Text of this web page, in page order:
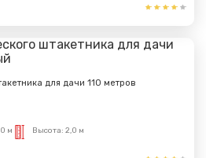
для дачи 110 метров
м Высота: 2,0 м